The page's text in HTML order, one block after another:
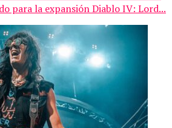
para la expansión Diablo IV: Lord...